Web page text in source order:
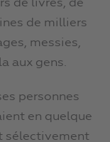
de livres, de
de milliers
messies,
aux gens.
personnes
en quelque
sélectivement